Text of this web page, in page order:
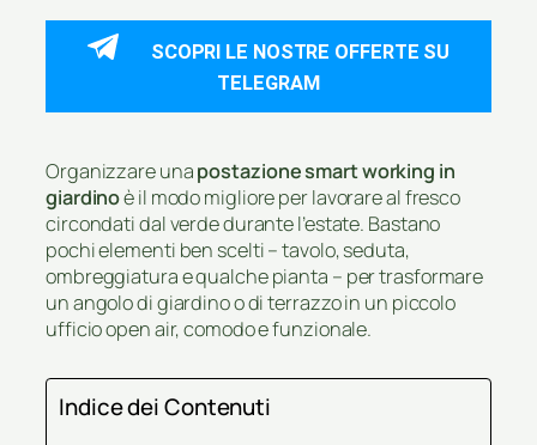
SCOPRI LE NOSTRE OFFERTE SU
TELEGRAM
Organizzare unapostazione smart working in
giardinoè il modo migliore per lavorare al fresco
circondati dal verde durante l’estate. Bastano
pochi elementi ben scelti – tavolo, seduta,
ombreggiatura e qualche pianta – per trasformare
un angolo di giardino o di terrazzo in un piccolo
ufficio open air, comodo e funzionale.
Indice dei Contenuti